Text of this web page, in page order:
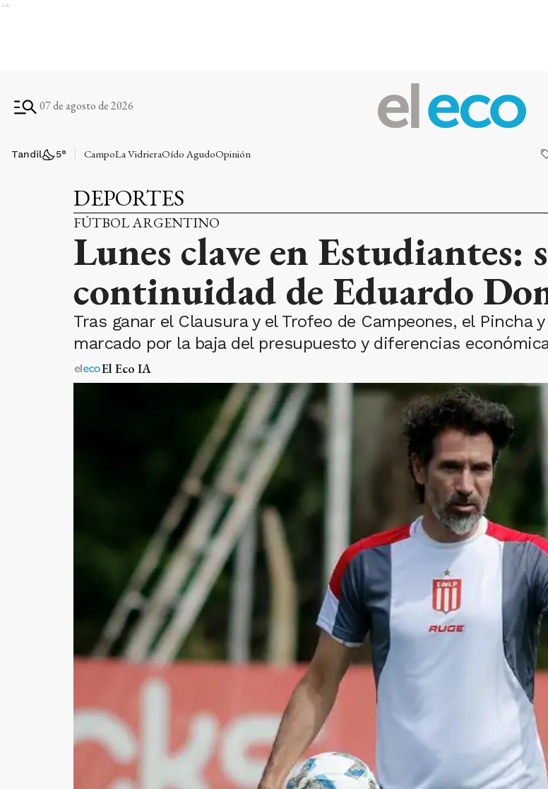
Ads
07 de agosto de 2026
Tandil 5° CampoLa VidrieraOído AgudoOpinión
DEPORTES
FÚTBOL ARGENTINO
Lunes clave en Estudiantes:
continuidad de Eduardo
Tras ganar el Clausura y el Trofeo de Campeones, el
marcado por la baja del presupuesto y diferencias
El Eco IA